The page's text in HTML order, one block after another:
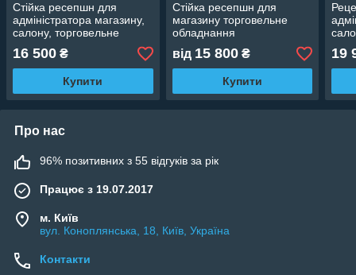
Стійка ресепшн для
адміністратора магазину,
салону, торговельне
обладнання
16 500 ₴
Купити
Стійка ресепшн для
магазину торговельне
обладнання
від 15 800₴
Купити
19
Про нас
96% позитивних з 55 відгуків за рік
Працює з 19.07.2017
м. Київ
вул. Коноплянська, 18, Київ, Україна
Контакти